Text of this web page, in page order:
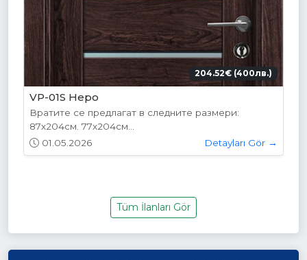
204.52€ (400лв.)
VP-01S Hepo
Вратите се предлагат в следните размери:
87х204см. 77х204см...
01.05.2026
Detayları Gör →
Tüm İlanları Gör